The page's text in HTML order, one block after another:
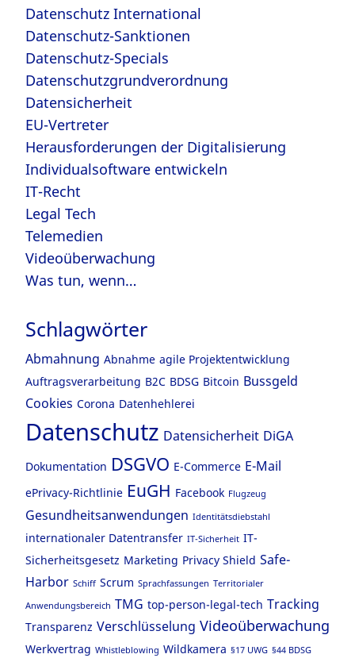
Datenschutz International
Datenschutz-Sanktionen
Datenschutz-Specials
Datenschutzgrundverordnung
Datensicherheit
EU-Vertreter
Herausforderungen der Digitalisierung
Individualsoftware entwickeln
IT-Recht
Legal Tech
Telemedien
Videoüberwachung
Was tun, wenn…
Schlagwörter
Abmahnung Abnahme agile Projektentwicklung
Auftragsverarbeitung B2C BDSG Bitcoin Bussgeld
Cookies Corona Datenhehlerei
Datenschutz Datensicherheit DiGA
Dokumentation DSGVO E-Commerce E-Mail
ePrivacy-Richtlinie EuGH Facebook Flugzeug
Gesundheitsanwendungen Identitätsdiebstahl
internationaler Datentransfer IT-Sicherheit IT-
Sicherheitsgesetz Marketing Privacy Shield Safe-
Harbor Schiff Scrum Sprachfassungen Territorialer
Anwendungsbereich TMG top-person-legal-tech Tracking
Transparenz Verschlüsselung Videoüberwachung
Werkvertrag Whistleblowing Wildkamera §17 UWG §44 BDSG